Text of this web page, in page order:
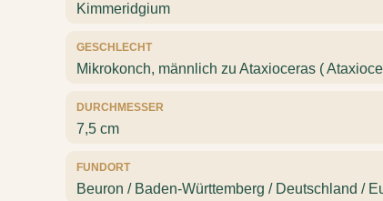
Kimmeridgium
GESCHLECHT
Mikrokonch, männlich zu Ataxioceras (
DURCHMESSER
7,5 cm
FUNDORT
Beuron / Baden-Württemberg / Deutschland /